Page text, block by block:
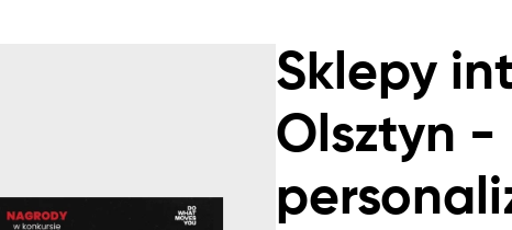
Sklepy
Olsztyn -